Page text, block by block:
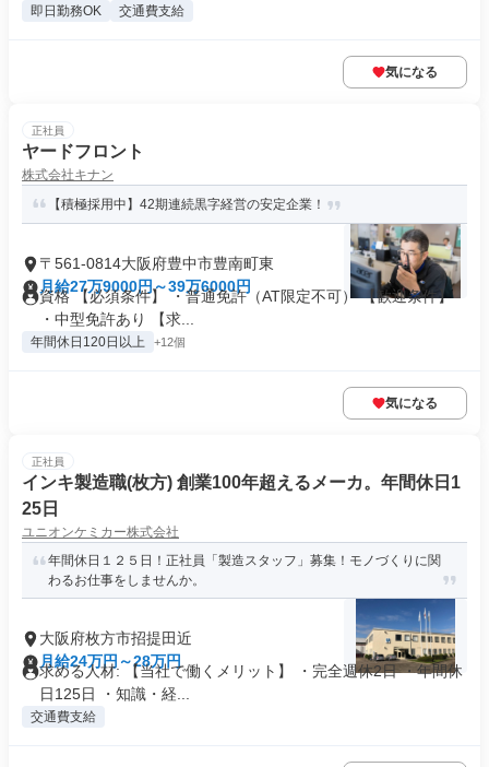
即日勤務OK 交通費支給
気になる
正社員
ヤードフロント
株式会社キナン
【積極採用中】42期連続黒字経営の安定企業！
〒561-0814大阪府豊中市豊南町東
月給27万9000円～39万6000円
資格 【必須条件】 ・普通免許（AT限定不可） 【歓迎条件】
・中型免許あり 【求...
年間休日120日以上 +12個
気になる
正社員
インキ製造職(枚方) 創業100年超えるメーカ。年間休日1
25日
ユニオンケミカー株式会社
年間休日１２５日！正社員「製造スタッフ」募集！モノづくりに関
わるお仕事をしませんか。
大阪府枚方市招提田近
月給24万円～28万円
求める人材: 【当社で働くメリット】 ・完全週休2日 ・年間休
日125日 ・知識・経...
交通費支給